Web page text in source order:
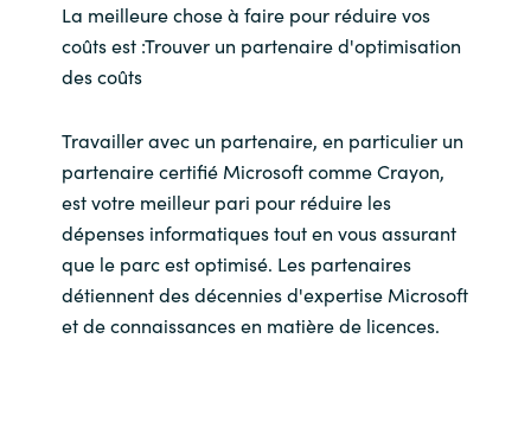
La meilleure chose à faire pour réduire vos
coûts est :Trouver un partenaire d'optimisation
des coûts
Travailler avec un partenaire, en particulier un
partenaire certifié Microsoft comme Crayon,
est votre meilleur pari pour réduire les
dépenses informatiques tout en vous assurant
que le parc est optimisé. Les partenaires
détiennent des décennies d'expertise Microsoft
et de connaissances en matière de licences.